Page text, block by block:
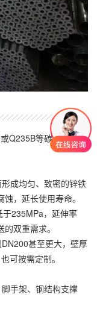
Q235B等碳素结构钢
成均匀、致密的锌铁
，延长使用寿命。
235MPa，延伸率
双重需求。
甚至更大，壁厚
可按需定制。
手架、钢结构支撑